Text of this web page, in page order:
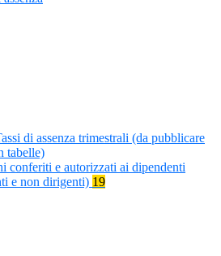
di assenza trimestrali (da pubblicare
tabelle)
conferiti e autorizzati ai dipendenti
e non dirigenti) 19